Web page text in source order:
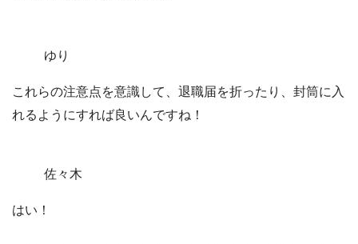
ゆり
これらの注意点を意識して、退職届を折ったり、封筒に入
れるようにすれば良いんですね！
佐々木
はい！